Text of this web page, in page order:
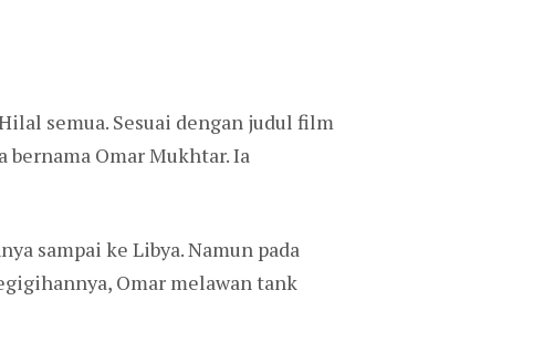
semua. Sesuai dengan judul film
Omar Mukhtar. Ia
sampai ke Libya. Namun pada
Omar melawan tank